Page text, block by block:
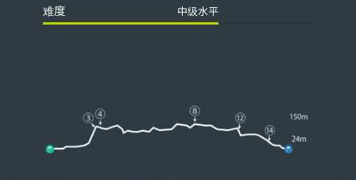
难度 中级水平